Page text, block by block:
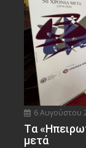
6 Αυγούστου
Tα
μετά